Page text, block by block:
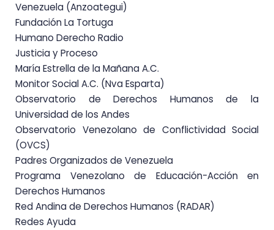
Venezuela (Anzoategui)
Fundación La Tortuga
Humano Derecho Radio
Justicia y Proceso
María Estrella de la Mañana A.C.
Monitor Social A.C. (Nva Esparta)
Observatorio de Derechos Humanos de la
Universidad de los Andes
Observatorio Venezolano de Conflictividad Social
(OVCS)
Padres Organizados de Venezuela
Programa Venezolano de Educación-Acción en
Derechos Humanos
Red Andina de Derechos Humanos (RADAR)
Redes Ayuda